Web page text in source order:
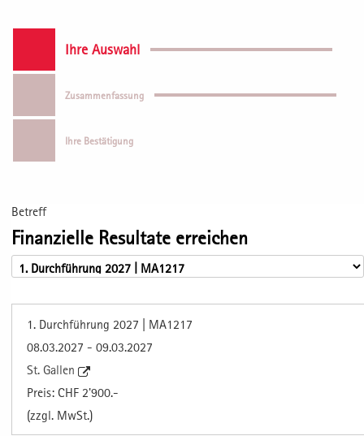
Ihre Auswahl
Zusammenfassung
Ihre Bestätigung
Betreff
Finanzielle Resultate erreichen
1. Durchführung 2027 | MA1217
08.03.2027 - 09.03.2027
St. Gallen
Preis: CHF 2'900.-
(zzgl. MwSt.)